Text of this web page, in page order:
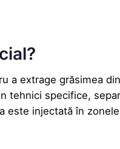
a extrage grăsimea
tehnici specifice,
este injectată în